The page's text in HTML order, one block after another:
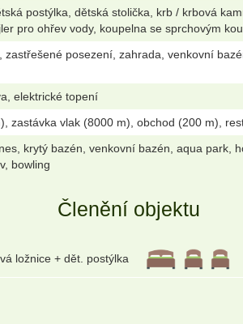
postýlka, dětská stolička, krb / krbová
pro ohřev vody, koupelna se sprchovým
posezení, zahrada, venkovní
elektrické topení
zastávka vlak (8000 m), obchod (200 m),
krytý bazén, venkovní bazén, aqua
bowling
Členění objektu
ložnice + dět. postýlka